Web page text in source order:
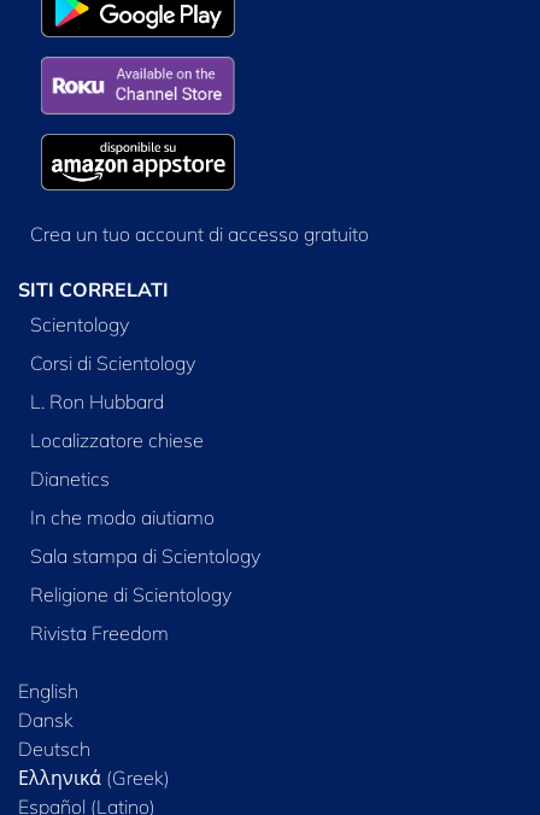
Crea un tuo account di accesso gratuito
SITI CORRELATI
Scientology
Corsi di Scientology
L. Ron Hubbard
Localizzatore chiese
Dianetics
In che modo aiutiamo
Sala stampa di Scientology
Religione di Scientology
Rivista Freedom
English
Dansk
Deutsch
Ελληνικά (Greek)
Español (Latino)